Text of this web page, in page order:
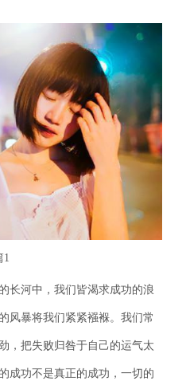
1
长河中，我们皆渴求成功的浪
风暴将我们紧紧襁褓。我们常
，把失败归咎于自己的运气太
成功不是真正的成功，一切的